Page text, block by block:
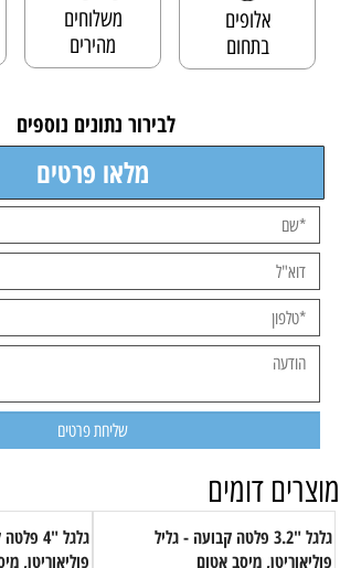
אלופים
בתחום
משלוחים
מהירים
לבירור נתונים נוספים
מלאו פרטים
מוצרים דומים
גלגל "3.2 פלטה קבועה - גליל
פוליאוריטן, מיסב אטום
גלגל "4
פוליאוריטן,